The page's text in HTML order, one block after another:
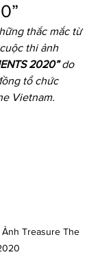
thắc mắc từ
thi ảnh
2020” do
tổ chức
Vietnam.
Ảnh Treasure The